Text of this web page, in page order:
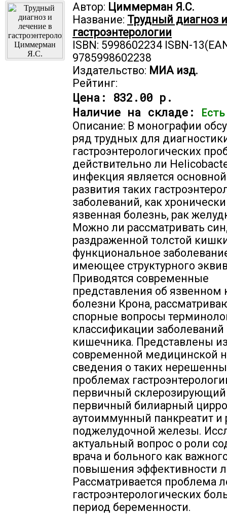
Автор: Циммерман Я.С.
Название: Трудный диагноз
гастроэнтерологии
ISBN: 5998602234 ISBN-
9785998602238
Издательство: МИА изд.
Рейтинг:
Цена: 832.00 р.
Наличие на складе:
Есть
Описание: В монографии
ряд трудных для
гастроэнтерологических
действительно ли
инфекция является
развития таких
заболеваний, как
язвенная болезнь, рак
Можно ли рассматривать
раздраженной толстой
функциональное
имеющее структурного
Приводятся современные
представления об язвенном
болезни Крона,
спорные вопросы
классификации заболеваний
кишечника. Представлены
современной медицинской
сведения о таких
проблемах
первичный склерозирующий
первичный билиарный
аутоиммунный панкреатит и
поджелудочной железы.
актуальный вопрос о роли
врача и больного как
повышения эффективности
Рассматривается проблема
гастроэнтерологических
период беременности.